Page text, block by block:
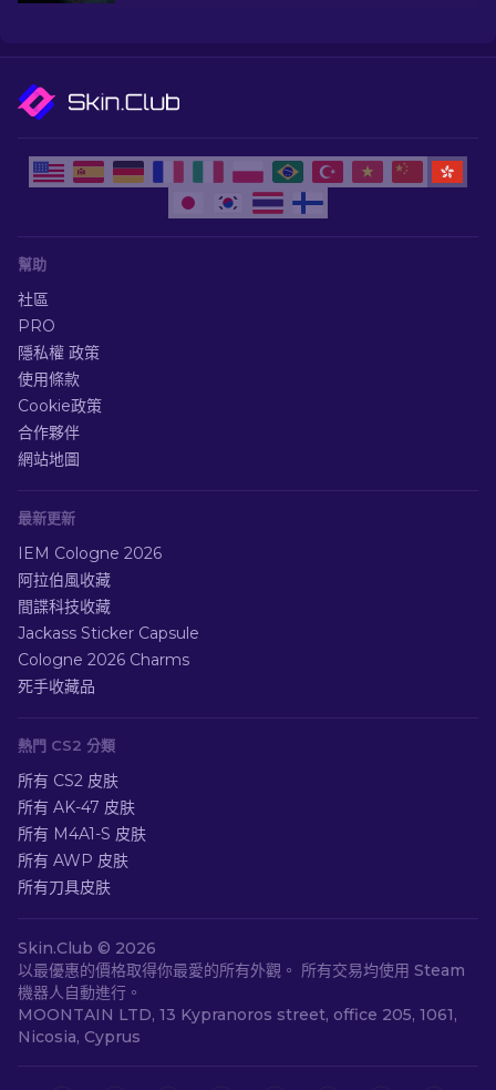
幫助
社區
PRO
隱私權 政策
使用條款
Cookie政策
合作夥伴
網站地圖
最新更新
IEM Cologne 2026
阿拉伯風收藏
間諜科技收藏
Jackass Sticker Capsule
Cologne 2026 Charms
死手收藏品
熱門 CS2 分類
所有 CS2 皮肤
所有 AK-47 皮肤
所有 M4A1-S 皮肤
所有 AWP 皮肤
所有刀具皮肤
Skin.Club © 2026
以最優惠的價格取得你最愛的所有外觀。 所有交易均使用 Steam
機器人自動進行。
MOONTAIN LTD, 13 Kypranoros street, office 205, 1061,
Nicosia, Cyprus